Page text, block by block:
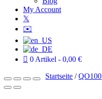
My Account
𝕏
✉️
0 Artikel 0,00 €
Startseite /QO100